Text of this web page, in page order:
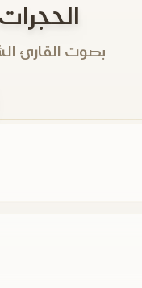
الحجرات 13-18 وق 1-18
بصوت القارئ